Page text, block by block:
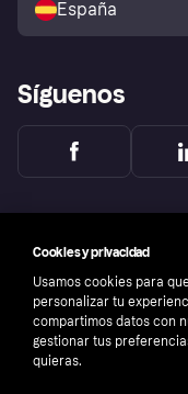
Reclamaciones
España
Síguenos
Cookies y privacidad
Usamos cookies para
personalizar tu
compartimos datos con
gestionar tus
quieras.